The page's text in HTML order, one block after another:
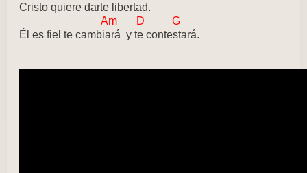
Cristo quiere darte libertad.
Am D G
Él es fiel te cambiará y te contestará.